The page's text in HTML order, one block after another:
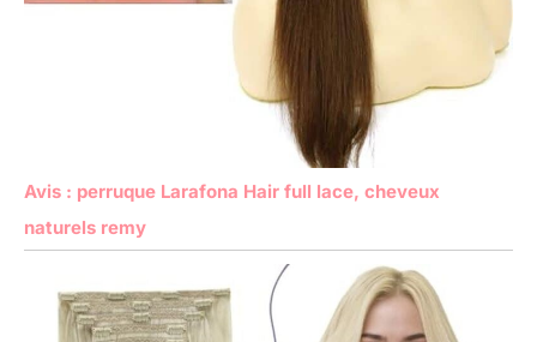
Avis : perruque Larafona Hair full lace, cheveux
naturels remy